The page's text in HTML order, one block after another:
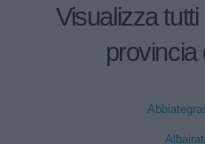
Visualizza
provincia